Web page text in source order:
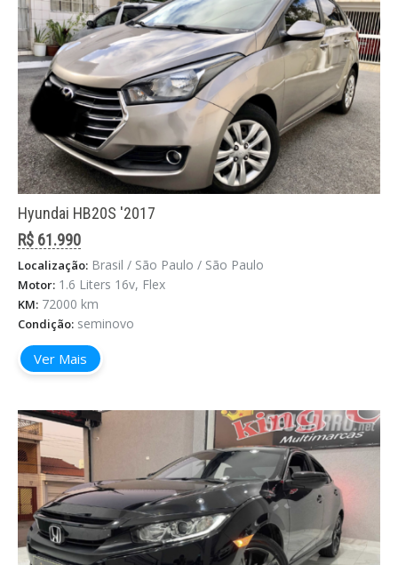
Hyundai HB20S '2017
R$ 61.990
Localização: Brasil / São Paulo / São Paulo
Motor: 1.6 Liters 16v, Flex
KM: 72000 km
Condição: seminovo
Ver Mais